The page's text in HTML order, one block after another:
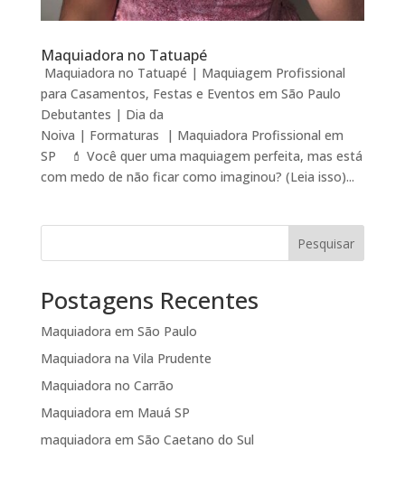
Maquiadora no Tatuapé
Maquiadora no Tatuapé | Maquiagem Profissional
para Casamentos, Festas e Eventos em São Paulo
Debutantes | Dia da
Noiva | Formaturas | Maquiadora Profissional em
SP 💄 Você quer uma maquiagem perfeita, mas está
com medo de não ficar como imaginou? (Leia isso)...
Pesquisar
Postagens Recentes
Maquiadora em São Paulo
Maquiadora na Vila Prudente
Maquiadora no Carrão
Maquiadora em Mauá SP
maquiadora em São Caetano do Sul